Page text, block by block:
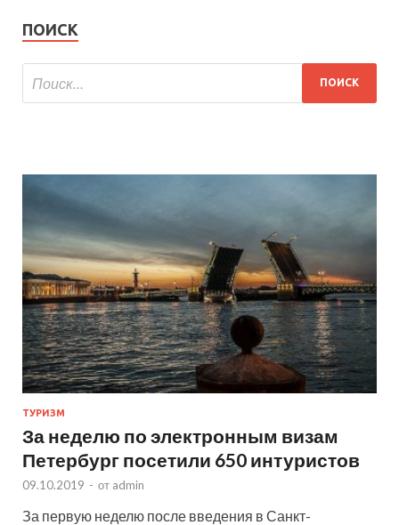
ПОИСК
ТУРИЗМ
За неделю по электронным визам
Петербург посетили 650 интуристов
09.10.2019 - от admin
За первую неделю после введения в Санкт-